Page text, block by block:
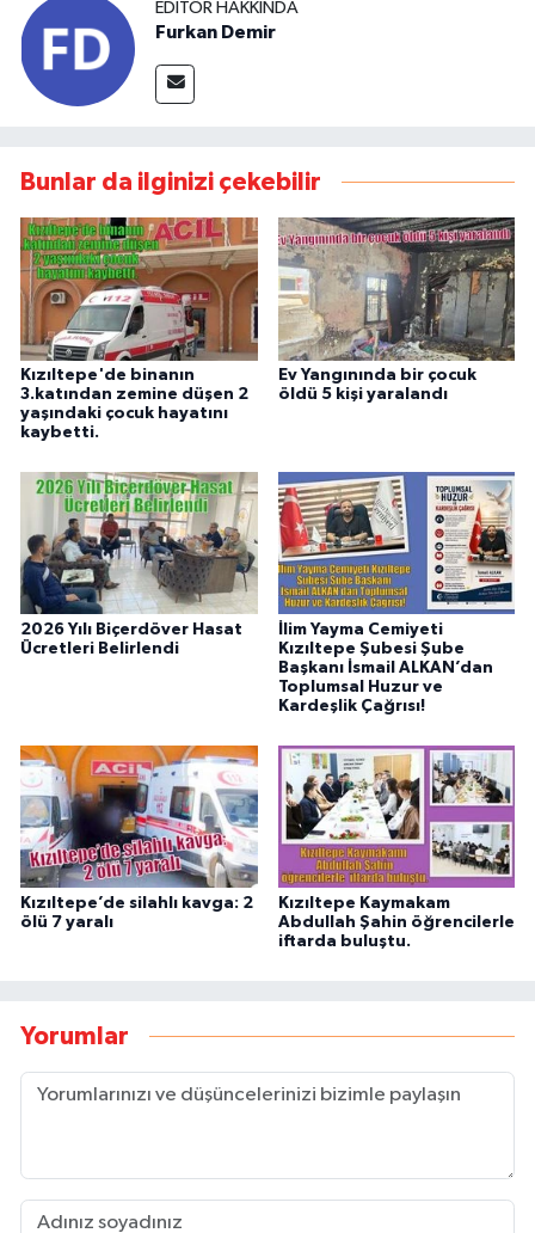
EDITÖR HAKKINDA
Furkan Demir
Bunlar da ilginizi çekebilir
Kızıltepe'de binanın
3.katından zemine düşen 2
yaşındaki çocuk hayatını
kaybetti.
Ev Yangınında bir çocuk
öldü 5 kişi yaralandı
2026 Yılı Biçerdöver Hasat
Ücretleri Belirlendi
İlim Yayma Cemiyeti
Kızıltepe Şubesi Şube
Başkanı İsmail ALKAN’dan
Toplumsal Huzur ve
Kardeşlik Çağrısı!
Kızıltepe’de silahlı kavga: 2
ölü 7 yaralı
Kızıltepe Kaymakam
Abdullah Şahin öğrencilerle
iftarda buluştu.
Yorumlar